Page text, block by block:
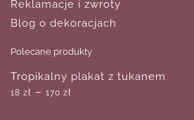
Reklamacje i zwroty
Blog o dekoracjach
Polecane produkty
Tropikalny plakat z tukanem
18 zł – 170 zł